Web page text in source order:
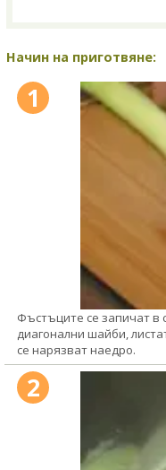
Начин на приготвяне:
1
Фъстъците се запичат в
диагонални шайби,
се нарязват наедро.
2